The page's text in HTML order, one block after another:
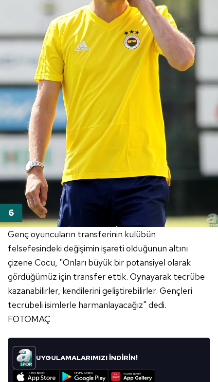
Genç oyuncuların transferinin kulübün
felsefesindeki değişimin işareti olduğunun altını
çizene Cocu, "Onları büyük bir potansiyel olarak
gördüğümüz için transfer ettik. Oynayarak tecrübe
kazanabilirler, kendilerini geliştirebilirler. Gençleri
tecrübeli isimlerle harmanlayacağız" dedi.
FOTOMAÇ
UYGULAMALARIMIZI İNDİRİN!